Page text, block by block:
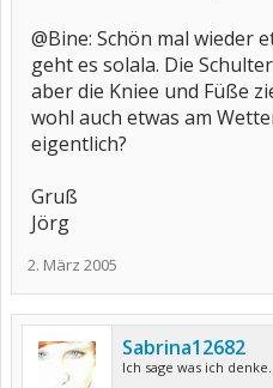
@Bine: Schön mal wieder
geht es solala. Die
aber die Kniee und Füße
wohl auch etwas am
eigentlich?
Gruß
Jörg
2. März 2005
Sabrina12682
Ich sage was ich denke.